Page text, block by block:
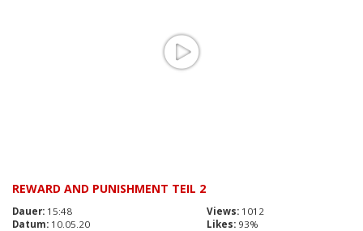
REWARD AND PUNISHMENT TEIL 2
Dauer: 15:48 Views: 1012
Datum: 10.05.20 Likes: 93%